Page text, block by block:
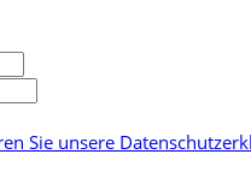
Sie unsere